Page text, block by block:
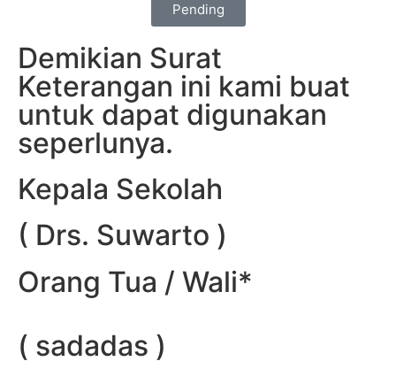
Pending
Demikian Surat
Keterangan ini kami buat
untuk dapat digunakan
seperlunya.
Kepala Sekolah
( Drs. Suwarto )
Orang Tua / Wali*
( sadadas )